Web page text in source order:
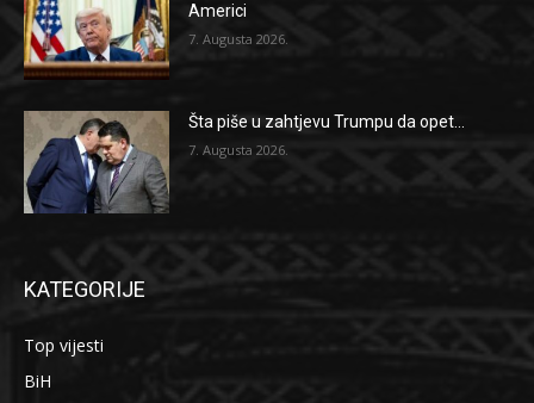
Americi
7. Augusta 2026.
Šta piše u zahtjevu Trumpu da opet...
7. Augusta 2026.
KATEGORIJE
Top vijesti
BiH